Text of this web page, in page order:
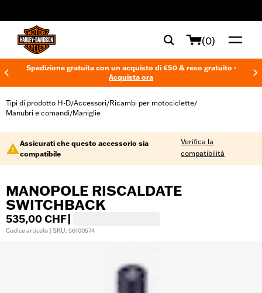
(0)
Spedizione gratuita con un acquisto di €50 & reso gratuito -
Acquista ora
Tipi di prodotto H-D/Accessori/Ricambi per motociclette/
Manubri e comandi/Maniglie
Assicurati che questo accessorio sia
compatibile
Verifica la
compatibilità
MANOPOLE RISCALDATE
SWITCHBACK
535,00 CHF
Codice articolo | SKU: 56100574